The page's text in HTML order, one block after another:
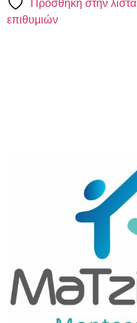
Πρόσθήκη στην λίστα
επιθυμιών